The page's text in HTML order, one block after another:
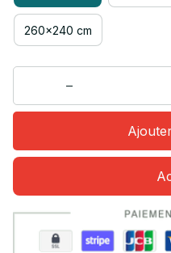
260x240 cm